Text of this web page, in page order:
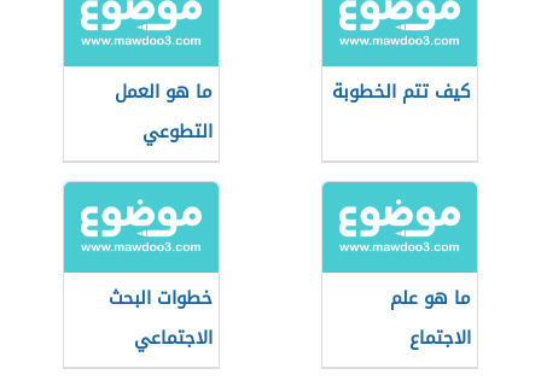
كيف تتم الخطوبة
ما هو العمل
التطوعي
ما هو علم
الاجتماع
خطوات البحث
الاجتماعي